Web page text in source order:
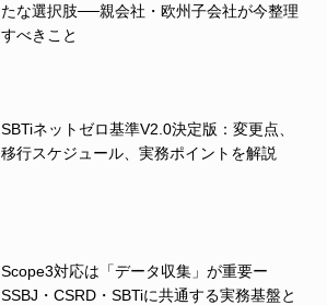
たな選択肢──親会社・欧州子会社が今整理
すべきこと
SBTiネットゼロ基準V2.0決定版：変更点、
移行スケジュール、実務ポイントを解説
Scope3対応は「データ収集」が重要ー
SSBJ・CSRD・SBTiに共通する実務基盤と